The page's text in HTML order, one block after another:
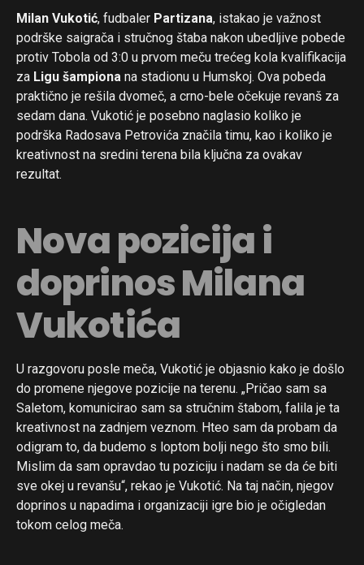
Milan Vukotić, fudbaler Partizana, istakao je važnost
podrške saigrača i stručnog štaba nakon ubedljive pobede
protiv Tobola od 3:0 u prvom meču trećeg kola kvalifikacija
za Ligu šampiona na stadionu u Humskoj. Ova pobeda
praktično je rešila dvomeč, a crno-bele očekuje revanš za
sedam dana. Vukotić je posebno naglasio koliko je
podrška Radosava Petrovića značila timu, kao i koliko je
kreativnost na sredini terena bila ključna za ovakav
rezultat.
Nova pozicija i
doprinos Milana
Vukotića
U razgovoru posle meča, Vukotić je objasnio kako je došlo
do promene njegove pozicije na terenu. „Pričao sam sa
Saletom, komunicirao sam sa stručnim štabom, falila je ta
kreativnost na zadnjem veznom. Hteo sam da probam da
odigram to, da budemo s loptom bolji nego što smo bili.
Mislim da sam opravdao tu poziciju i nadam se da će biti
sve okej u revanšu“, rekao je Vukotić. Na taj način, njegov
doprinos u napadima i organizaciji igre bio je očigledan
tokom celog meča.